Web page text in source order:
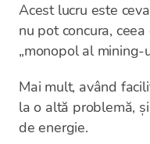
Acest lucru este
nu pot concura,
„monopol al mining-
Mai mult, având
la o altă problemă,
de energie.